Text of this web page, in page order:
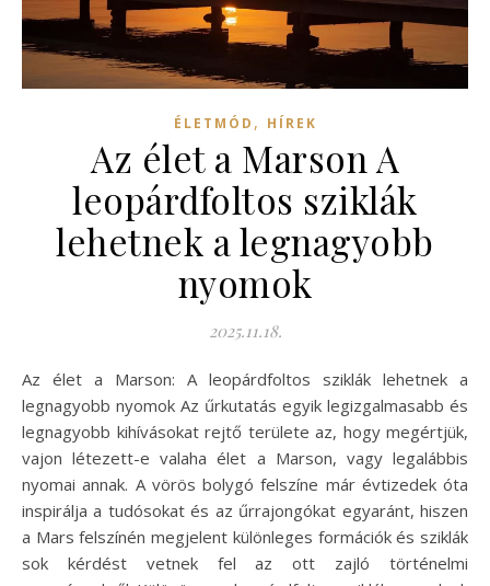
ÉLETMÓD , HÍREK
Az élet a Marson A
leopárdfoltos sziklák
lehetnek a legnagyobb
nyomok
2025.11.18.
Az élet a Marson: A leopárdfoltos sziklák lehetnek a
legnagyobb nyomok Az űrkutatás egyik legizgalmasabb és
legnagyobb kihívásokat rejtő területe az, hogy megértjük,
vajon létezett-e valaha élet a Marson, vagy legalábbis
nyomai annak. A vörös bolygó felszíne már évtizedek óta
inspirálja a tudósokat és az űrrajongókat egyaránt, hiszen
a Mars felszínén megjelent különleges formációk és sziklák
sok kérdést vetnek fel az ott zajló történelmi